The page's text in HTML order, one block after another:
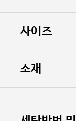
사이즈
소재